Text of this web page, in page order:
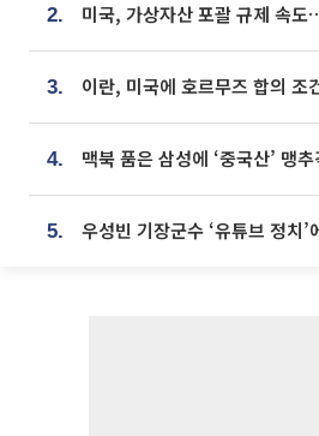
2.
3.
4.
5.